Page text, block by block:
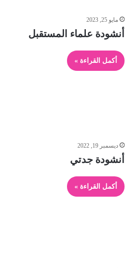
مايو 25, 2023
أنشودة علماء المستقبل
أكمل القراءة »
ديسمبر 19, 2022
أنشودة جدتي
أكمل القراءة »